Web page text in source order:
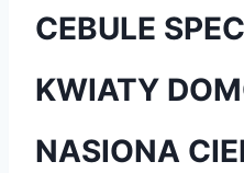
CEBULE
KWIATY
NASIONA